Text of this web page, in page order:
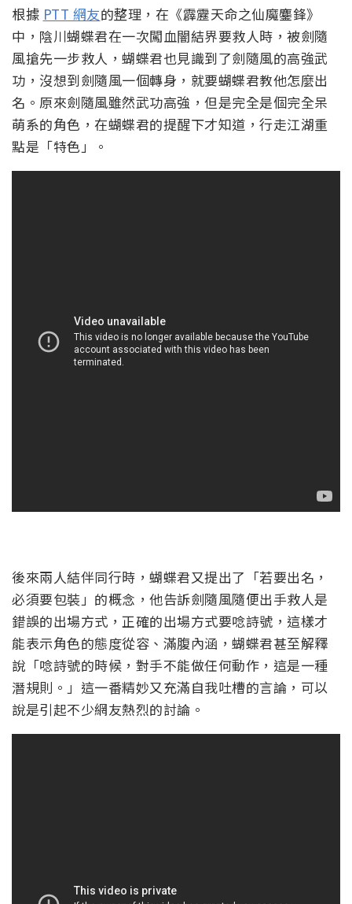
根據 PTT 網友的整理，在《霹靂天命之仙魔鏖鋒》
中，陰川蝴蝶君在一次闖血闇結界要救人時，被劍隨
風搶先一步救人，蝴蝶君也見識到了劍隨風的高強武
功，沒想到劍隨風一個轉身，就要蝴蝶君教他怎麼出
名。原來劍隨風雖然武功高強，但是完全是個完全呆
萌系的角色，在蝴蝶君的提醒下才知道，行走江湖重
點是「特色」。
後來兩人結伴同行時，蝴蝶君又提出了「若要出名，
必須要包裝」的概念，他告訴劍隨風隨便出手救人是
錯誤的出場方式，正確的出場方式要唸詩號，這樣才
能表示角色的態度從容、滿腹內涵，蝴蝶君甚至解釋
說「唸詩號的時候，對手不能做任何動作，這是一種
潛規則。」這一番精妙又充滿自我吐槽的言論，可以
說是引起不少網友熱烈的討論。